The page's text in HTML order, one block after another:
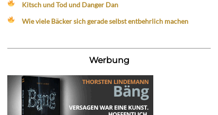
Kitsch und Tod und Danger Dan
Wie viele Bäcker sich gerade selbst entbehrlich machen
Werbung